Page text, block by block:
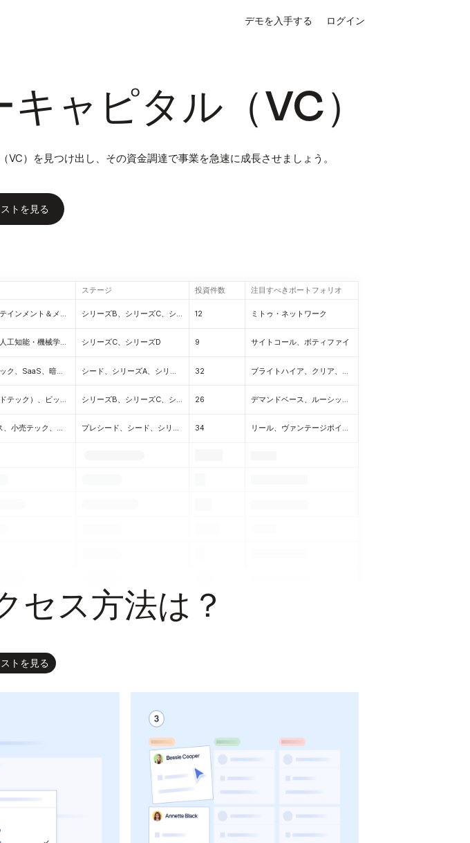
デモを入手する ログイン
ャピタル（VC）
）を見つけ出し、その資金調達で事業を急速に成長させましょう。
トを見る
ステージ 投資件数 注目すべきポートフォリオ
エンターテインメント＆メディア、マーケティング（MarTech）、コンシューマー シリーズB、シリーズC、シリーズD 12 ミトゥ・ネットワーク
アプリ、人工知能・機械学習（AI/ML）、拡張現実・仮想現実（AR/VR）、クラウド技術、開発者ツール、エンタープライズ、モバイル、SaaS、クリエイターエコノミー、会議ソフトウェア、マーケティング（MarTech）、ソフトウェア シリーズC、シリーズD 9 サイトコール、ボティファイ
フィンテック、SaaS、暗号通貨／ブロックチェーン、広告（アドテック）、ビッグデータ＆アナリティクス、プロップテック、製造業、人工知能＆機械学習（AI/ML）、アプリ、拡張現実＆仮想現実（AR/VR）、開発者ツール、アグテック（ファームテック）、オーディオテック、B2C、美容、B2B、 バイオテック、黒人／アフリカ系アメリカ人創業、大麻、気候テック＆クリーンテック、生産性向上ツール、クラウドテック、クラウドセキュリティ、建設テック、通信インフラ、コンシューマー、CPG、コンシューマーインターネット、クリエイターエコノミー、CRM、ハードウェア、サイバーセキュリティ、ウェアラブル＆クオンティファイドセルフ、カスタマーサービス、D2C、ディープテック、ヘルスケア、エンターテインメント＆メディア、Eコマース、エドテック、HRテック、エネルギー、エンタープライズ、 eスポーツ（ゲーミング）、イベント、フェムテック、食品・飲料、レストランテック、ワークスタイルの未来、ガブテック、インパクト投資、情報技術、インフラ、インシュアテック、インターネット、IoT（モノのインターネット）、電気通信（TMT）、 モバイル、リーガルテック、ライフサイエンス、マーケティング（マーテック）、ロジスティクス、マーケットプレイス、会議ソフトウェア、マイクロモビリティ、ネットワークセキュリティ、神経科学、石油・ガス、旅行、PaaS（プラットフォーム）、ペットテック、製薬、採用、リテールテック、ロボティクス、セールスオートメーション、ライドシェアリング、シェアリングエコノミー、ソーシャルメディア、スポーツ、サプライチェーンテック、サステナビリティ、女性起業家、輸送、スペーステック、ソフトウェア シード、シリーズA、シリーズB 32 ブライトハイア、クリア、ロ、スプラウト、シンギュラリティ・エナジー、セーフベース、プロトン・エーアイ、ゾーンセブン
広告（アドテック）、ビッグデータ＆アナリティクス、マーケティング（マーテック）、SaaS、クラウドテック、コラボレーション、生産性向上ツール シリーズB、シリーズC、シリーズD 26 デマンドベース、ルーシッドリンク
Eコマース、小売テック、教育テック、エンタープライズ、HRテック、拡張現実・仮想現実（AR/VR）、保険テック、金融テック、モバイル、不動産テック、消費財、フェムテック、ソフトウェア、育児、食品飲料、マーケティング（マーケティングテック）、営業自動化、B2B、大麻、CRM、マーケットプレイス、サプライチェーンテック プレシード、シード、シリーズA 34 リール、ヴァンテージポイント、シゴセグロス、デイムプロダクツ、ペイペイ、タイニーオーガニクス、ブランケット、アーリーバード、リーフトレード
セス方法は？
トを見る